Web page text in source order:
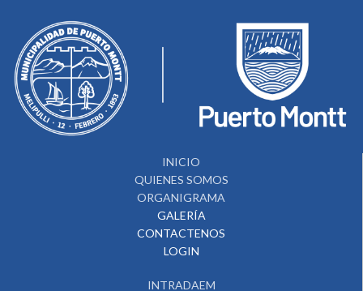
INICIO
QUIENES SOMOS
ORGANIGRAMA
GALERÍA
CONTACTENOS
LOGIN
INTRADAEM